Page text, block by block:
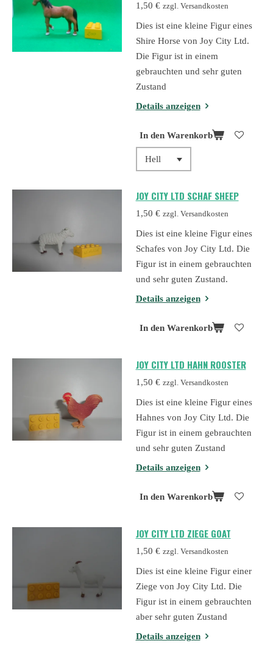
1,50 € zzgl. Versandkosten
Dies ist eine kleine Figur eines
Shire Horse von Joy City Ltd.
Die Figur ist in einem
gebrauchten und sehr guten
Zustand
Details anzeigen
In den Warenkorb
JOY CITY LTD SCHAF SHEEP
1,50 € zzgl. Versandkosten
Dies ist eine kleine Figur eines
Schafes von Joy City Ltd. Die
Figur ist in einem gebrauchten
und sehr guten Zustand.
Details anzeigen
In den Warenkorb
JOY CITY LTD HAHN ROOSTER
1,50 € zzgl. Versandkosten
Dies ist eine kleine Figur eines
Hahnes von Joy City Ltd. Die
Figur ist in einem gebrauchten
und sehr guten Zustand
Details anzeigen
In den Warenkorb
JOY CITY LTD ZIEGE GOAT
1,50 € zzgl. Versandkosten
Dies ist eine kleine Figur einer
Ziege von Joy City Ltd. Die
Figur ist in einem gebrauchten
aber sehr guten Zustand
Details anzeigen